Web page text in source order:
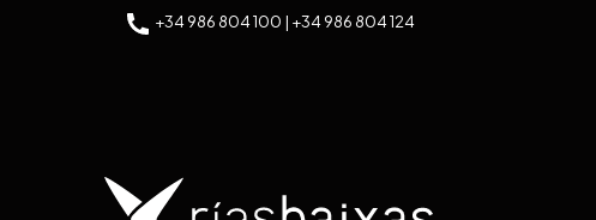
+34 986 804 100 | +34 986 804 124